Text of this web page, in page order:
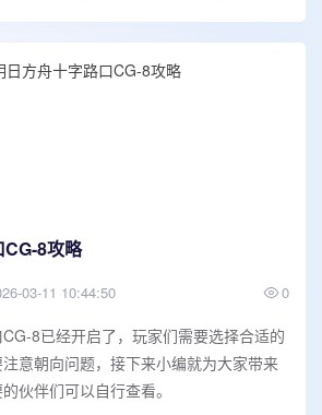
8攻略
03-11 10:44:50 0
8已经开启了，玩家们需要选择合适的
意朝向问题，接下来小编就为大家带来
伙伴们可以自行查看。